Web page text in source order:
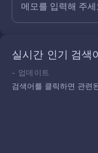
메모를 입력해 주세
실시간 인기 검색
- 업데이트
검색어를 클릭하면 관련